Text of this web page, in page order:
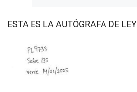
ESTA ES LA AUTÓGRAFA DE LEY